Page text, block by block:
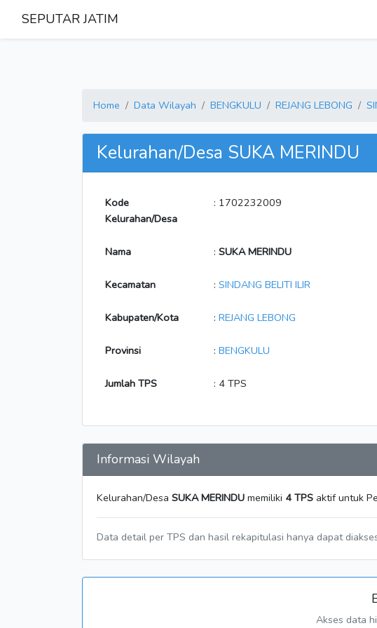
SEPUTAR JATIM
Home Data Wilayah BENGKULU REJANG LEBONG
Kelurahan/Desa SUKA MERINDU
Kode
Kelurahan/Desa
: 1702232009
Nama : SUKA MERINDU
Kecamatan : SINDANG BELITI ILIR
Kabupaten/Kota : REJANG LEBONG
Provinsi : BENGKULU
Jumlah TPS : 4 TPS
Informasi Wilayah
Kelurahan/Desa SUKA MERINDU memiliki 4 TPS aktif untuk
Data detail per TPS dan hasil rekapitulasi hanya dapat
Akses data